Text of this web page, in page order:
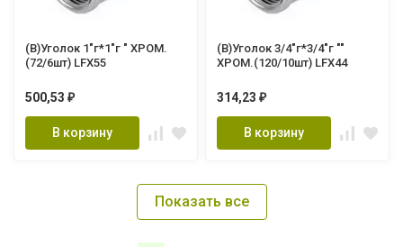
(В)Уголок 1"г*1"г " ХРОМ.
(72/6шт) LFX55
500,53 ₽
В корзину
(В)Уголок 3/4"г*3/4"г ""
ХРОМ.(120/10шт) LFX44
314,23 ₽
В корзину
Показать все